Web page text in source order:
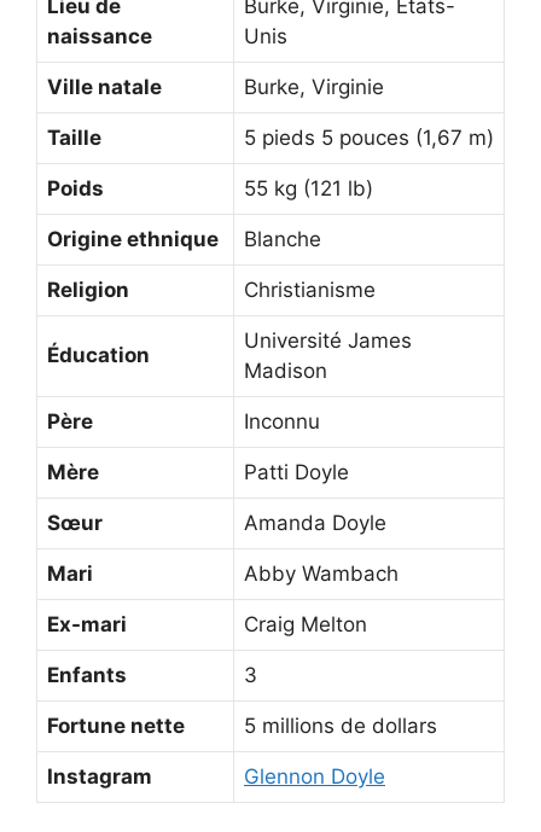
Lieu de
naissance
Burke, Virginie, États-
Unis
Ville natale Burke, Virginie
Taille 5 pieds 5 pouces (1,67 m)
Poids 55 kg (121 lb)
Origine ethnique Blanche
Religion Christianisme
Éducation
Université James
Madison
Père Inconnu
Mère Patti Doyle
Sœur Amanda Doyle
Mari Abby Wambach
Ex-mari Craig Melton
Enfants 3
Fortune nette 5 millions de dollars
Instagram Glennon Doyle